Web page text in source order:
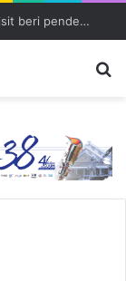
BGS beyond the boardroom: Corporate visit beri pendedahan dunia korporat kepada PELAJAR UUM